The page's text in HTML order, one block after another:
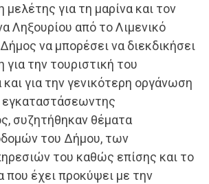
για τη μαρίνα και τον
Ληξουρίου από το Λιμενικό
να μπορέσει να διεκδικήσει
την τουριστική του
για την γενικότερη οργάνωση
εγκαταστάσεωντης
συζητήθηκαν θέματα
του Δήμου, των
του καθώς επίσης και το
που έχει προκύψει με την